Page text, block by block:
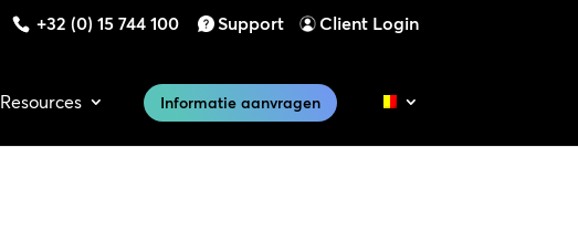
+32 (0) 15 744 100 Support Client Login
Resources Informatie aanvragen